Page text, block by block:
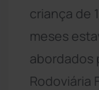
criança de
meses
abordados
Rodoviária